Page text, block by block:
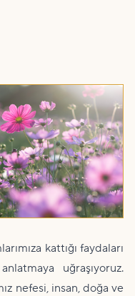
kattığı faydaları
uğraşıyoruz.
nefesi, insan, doğa ve